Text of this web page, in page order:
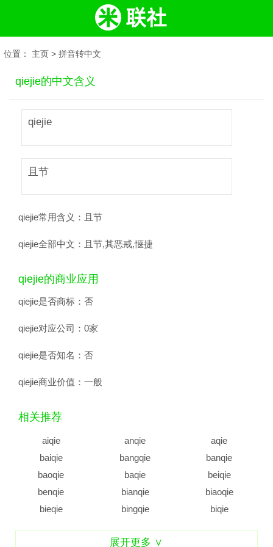
位置： 主页 > 拼音转中文
qiejie的中文含义
qiejie
且节
qiejie常用含义： 且节
qiejie全部中文： 且节,其恶戒,惬捷
qiejie的商业应用
qiejie是否商标： 否
qiejie对应公司： 0家
qiejie是否知名： 否
qiejie商业价值： 一般
相关推荐
aiqie anqie
aqie
baiqie
bangqie
banqie
baoqie
baqie
beiqie
benqie
bianqie
biaoqie
bieqie
bingqie
biqie
caqie
展开更多 ∨